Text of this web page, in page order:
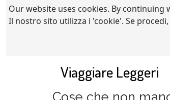
Our website uses cookies. By continuing
Il nostro sito utilizza i 'cookie'. Se
Viaggiare Leggeri
Cose che non